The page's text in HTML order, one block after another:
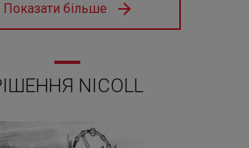
Показати більше
NICOLL